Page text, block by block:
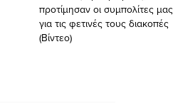
προτίμησαν οι συμπολίτες μας
για τις φετινές τους διακοπές
(Βίντεο)